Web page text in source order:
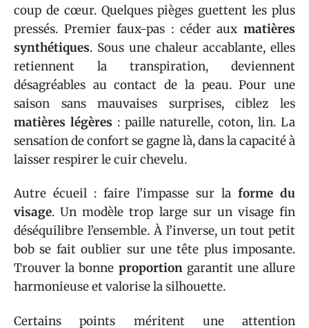
coup de cœur. Quelques pièges guettent les plus
pressés. Premier faux-pas : céder aux matières
synthétiques. Sous une chaleur accablante, elles
retiennent la transpiration, deviennent
désagréables au contact de la peau. Pour une
saison sans mauvaises surprises, ciblez les
matières légères : paille naturelle, coton, lin. La
sensation de confort se gagne là, dans la capacité à
laisser respirer le cuir chevelu.
Autre écueil : faire l’impasse sur la forme du
visage. Un modèle trop large sur un visage fin
déséquilibre l’ensemble. À l’inverse, un tout petit
bob se fait oublier sur une tête plus imposante.
Trouver la bonne proportiongarantit une allure
harmonieuse et valorise la silhouette.
Certains points méritent une attention